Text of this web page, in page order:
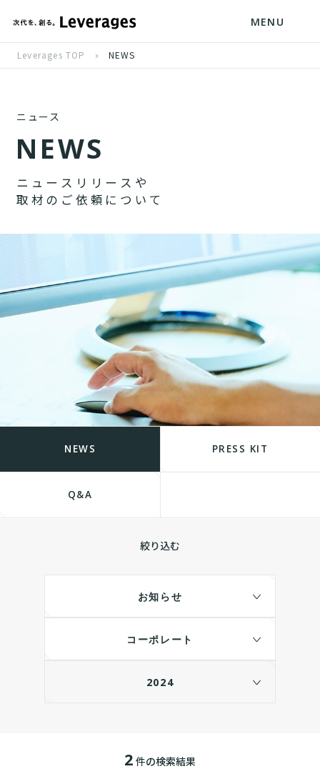
MENU
Leverages TOP NEWS
ニュース
NEWS
ニ ュ ー ス リ リ ー ス や
取 材 の ご 依 頼 に つ い て
NEWS PRESS KIT
Q&A
絞り込む
お知らせ
コーポレート
2024
2 件の検索結果